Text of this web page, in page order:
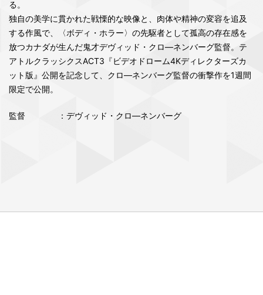
る。
独自の美学に貫かれた戦慄的な映像と、肉体や精神の変容を追及
する作風で、〈ボディ・ホラー〉の先駆者として孤高の存在感を
放つカナダが生んだ鬼才デヴィッド・クロ―ネンバーグ監督。テ
アトルクラッシクスACT3『ビデオドローム4Kディレクターズカ
ット版』公開を記念して、クロ―ネンバーグ監督の衝撃作を1週間
限定で公開。
監督 ：デヴィッド・クロ―ネンバーグ